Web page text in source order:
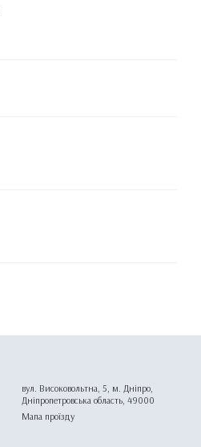
вул. Високовольтна, 5, м. Дніпро,
Дніпропетровська область, 49000
Мапа проїзду